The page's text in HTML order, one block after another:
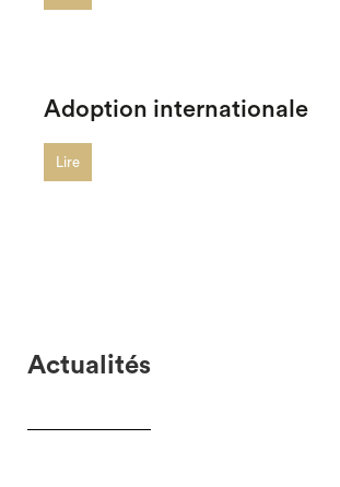
Adoption internationale
Lire
Actualités